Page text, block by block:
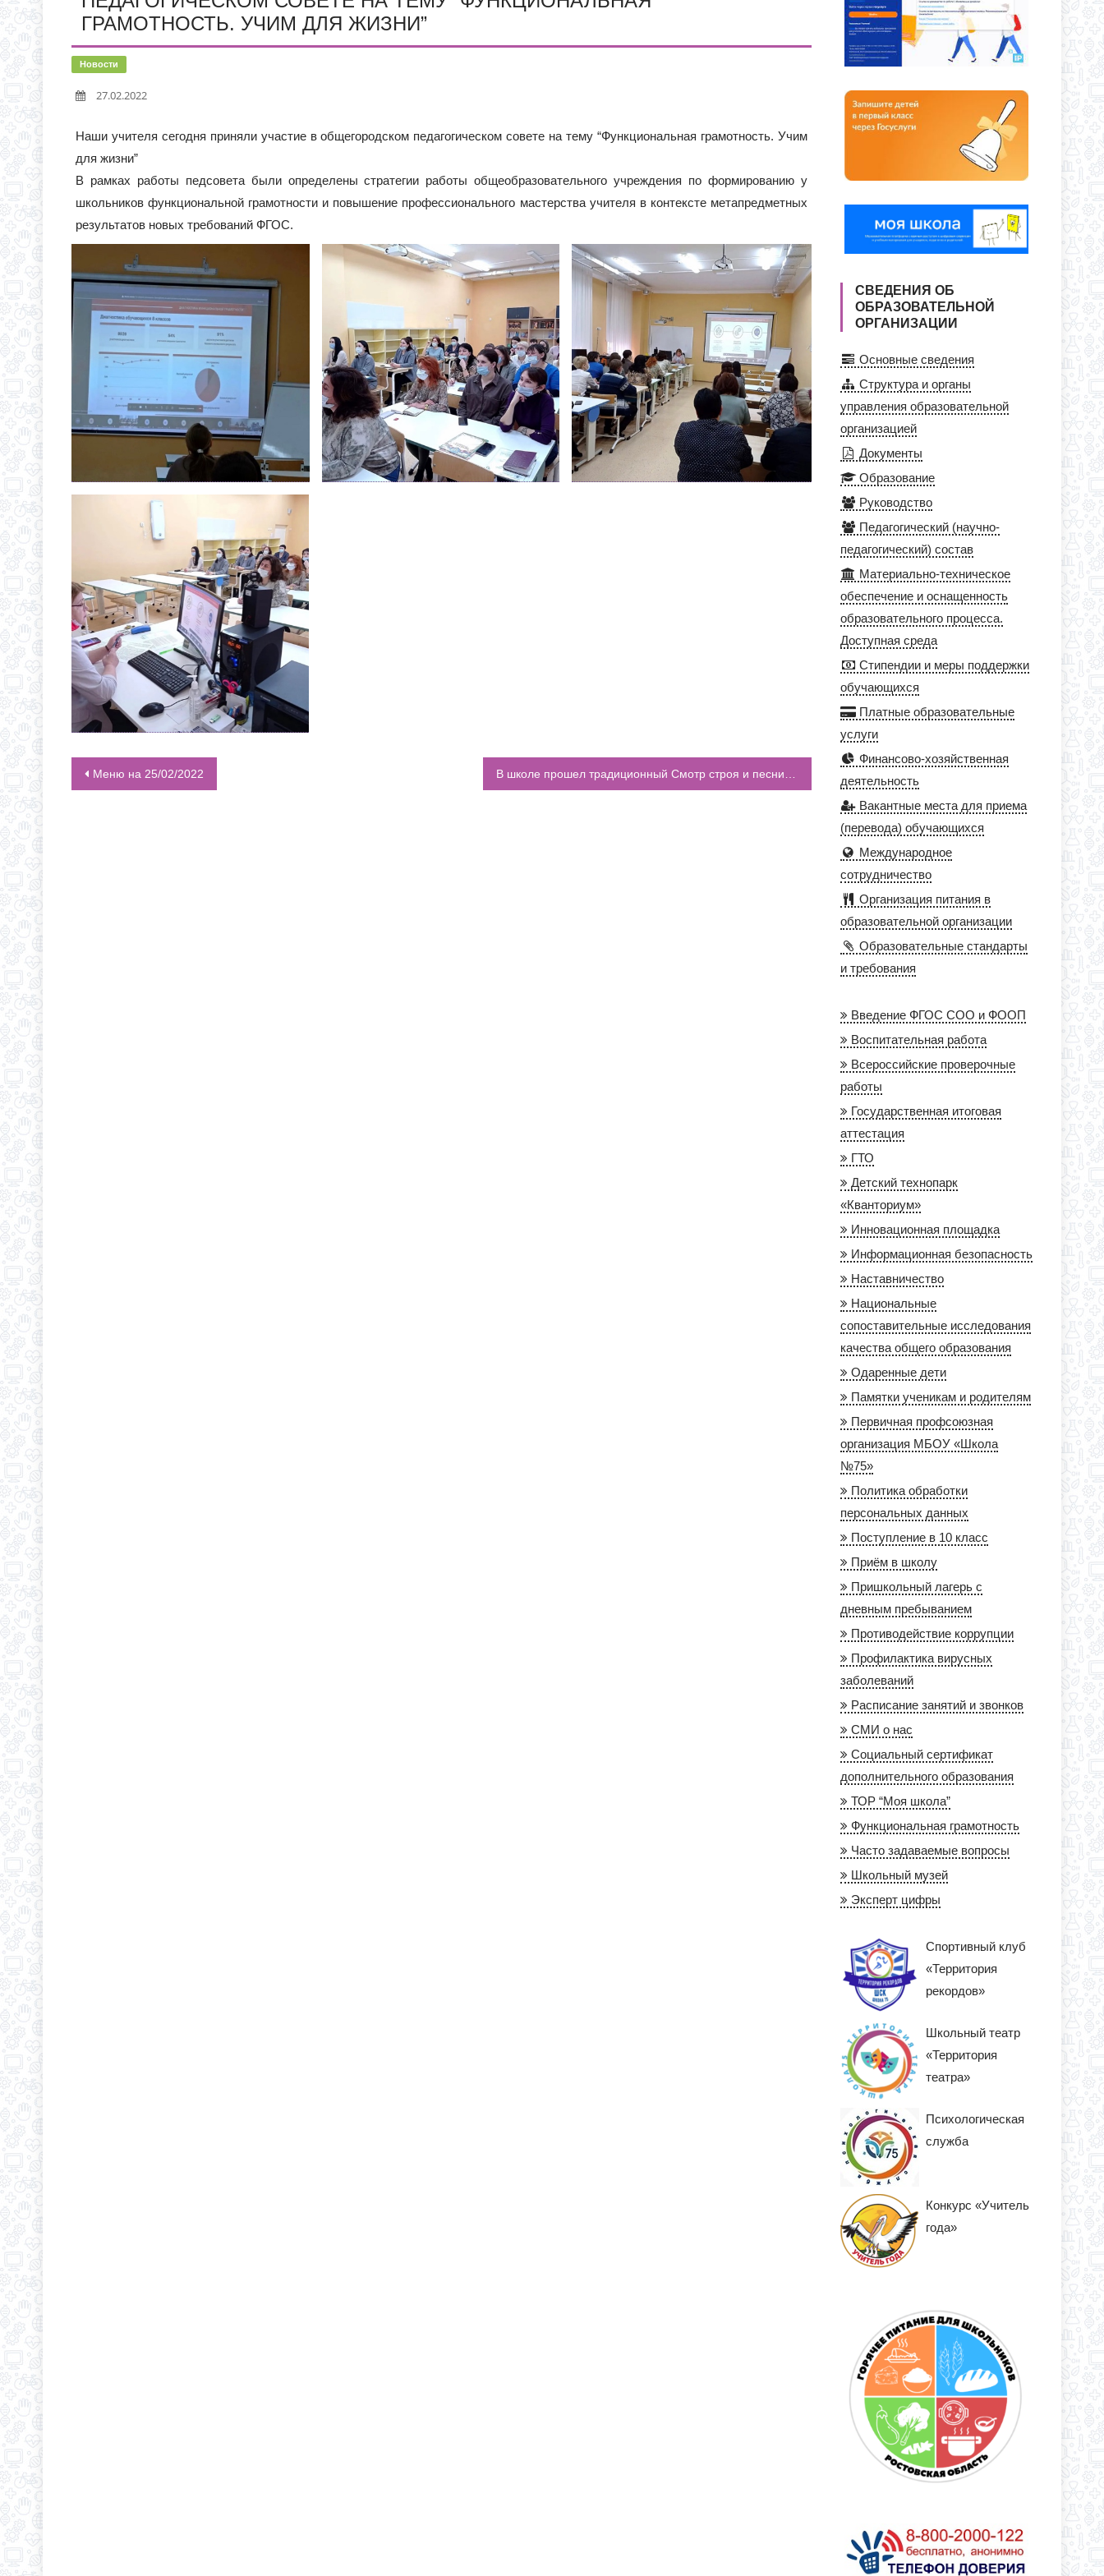
С 1 СЕНТЯБРЯ 2026 ГОДА В МБОУ «ШКОЛА № 75» ОТКРЫВАЮТСЯ КЛАССЫ ПОЛНОГО ДНЯ ПО АДРЕСУ: УЛ. Ю. ДУБИНИНА,
Д.3 (МОДУЛЬНОЕ ЗДАНИЕ)
ВРЕМЯ ОТКРЫТИЯ ОБРАЗОВАТЕЛЬНЫХ ОРГАНИЗАЦИЙ РОСТОВСКОЙ ОБЛАСТИ ДЛЯ ПРИЕМА ЗАЯВЛЕНИЙ В 1 КЛАСС
ГРАМОТНОСТЬ. УЧИМ ДЛЯ ЖИЗНИ”
Новости
27.02.2022
Наши учителя сегодня приняли участие в общегородском педагогическом совете на тему “Функциональная грамотность. Учим
для жизни”
В рамках работы педсовета были определены стратегии работы общеобразовательного учреждения по формированию у
школьников функциональной грамотности и повышение профессионального мастерства учителя в контексте метапредметных
результатов новых требований ФГОС.
НАВИГАЦИЯ ПО ЗАПИСЯМ
Меню на 25/02/2022 В школе прошел традиционный Смотр строя и песни, в котором приняли участие обучающиеся 4 классов
СВЕДЕНИЯ ОБ
ОБРАЗОВАТЕЛЬНОЙ
ОРГАНИЗАЦИИ
Основные сведения
Структура и органы
управления образовательной
организацией
Документы
Образование
Руководство
Педагогический (научно-
педагогический) состав
Материально-техническое
обеспечение и оснащенность
образовательного процесса.
Доступная среда
Стипендии и меры поддержки
обучающихся
Платные образовательные
услуги
Финансово-хозяйственная
деятельность
Вакантные места для приема
(перевода) обучающихся
Международное
сотрудничество
Организация питания в
образовательной организации
Образовательные стандарты
и требования
Введение ФГОС СОО и ФООП
Воспитательная работа
Всероссийские проверочные
работы
Государственная итоговая
аттестация
ГТО
Детский технопарк
«Кванториум»
Инновационная площадка
Информационная безопасность
Наставничество
Национальные
сопоставительные исследования
качества общего образования
Одаренные дети
Памятки ученикам и родителям
Первичная профсоюзная
организация МБОУ «Школа
№75»
Политика обработки
персональных данных
Поступление в 10 класс
Приём в школу
Пришкольный лагерь с
дневным пребыванием
Противодействие коррупции
Профилактика вирусных
заболеваний
Расписание занятий и звонков
СМИ о нас
Социальный сертификат
дополнительного образования
ТОР “Моя школа”
Функциональная грамотность
Часто задаваемые вопросы
Школьный музей
Эксперт цифры
Спортивный клуб
«Территория
рекордов»
Школьный театр
«Территория
театра»
Психологическая
служба
Конкурс «Учитель
года»